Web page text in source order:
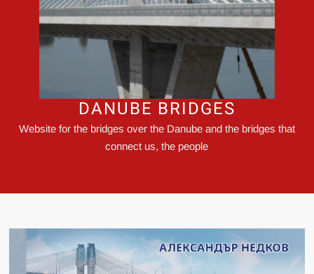
DANUBE BRIDGES
Website for the bridges over the Danube and the bridges that
connect us, the people